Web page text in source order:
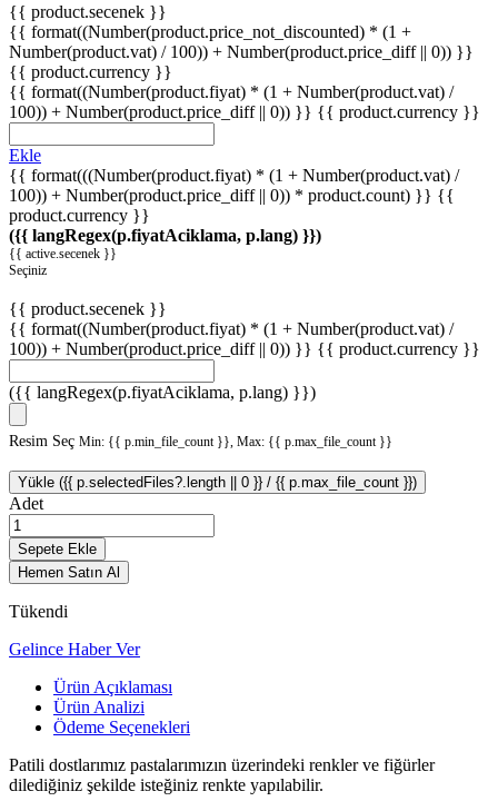
{{ product.secenek }}
{{ format((Number(product.price_not_discounted) * (1 +
Number(product.vat) / 100)) + Number(product.price_diff || 0)) }}
{{ product.currency }}
{{ format((Number(product.fiyat) * (1 + Number(product.vat) /
100)) + Number(product.price_diff || 0)) }} {{ product.currency }}
Ekle
{{ format(((Number(product.fiyat) * (1 + Number(product.vat) /
100)) + Number(product.price_diff || 0)) * product.count) }} {{
product.currency }}
({{ langRegex(p.fiyatAciklama, p.lang) }})
{{ active.secenek }}
Seçiniz
{{ product.secenek }}
{{ format((Number(product.fiyat) * (1 + Number(product.vat) /
100)) + Number(product.price_diff || 0)) }} {{ product.currency }}
({{ langRegex(p.fiyatAciklama, p.lang) }})
Resim Seç Min: {{ p.min_file_count }}, Max: {{ p.max_file_count }}
Yükle ({{ p.selectedFiles?.length || 0 }} / {{ p.max_file_count }})
Adet
Sepete Ekle
Hemen Satın Al
Tükendi
Gelince Haber Ver
Ürün Açıklaması
Ürün Analizi
Ödeme Seçenekleri
Patili dostlarımız pastalarımızın üzerindeki renkler ve fiğürler
dilediğiniz şekilde isteğiniz renkte yapılabilir.